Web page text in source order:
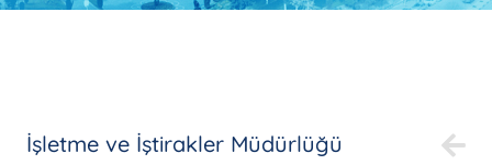
İşletme ve İştirakler Müdürlüğü